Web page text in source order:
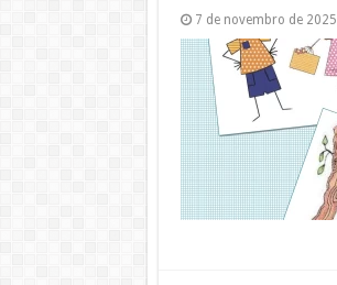
7 de novembro de 2025